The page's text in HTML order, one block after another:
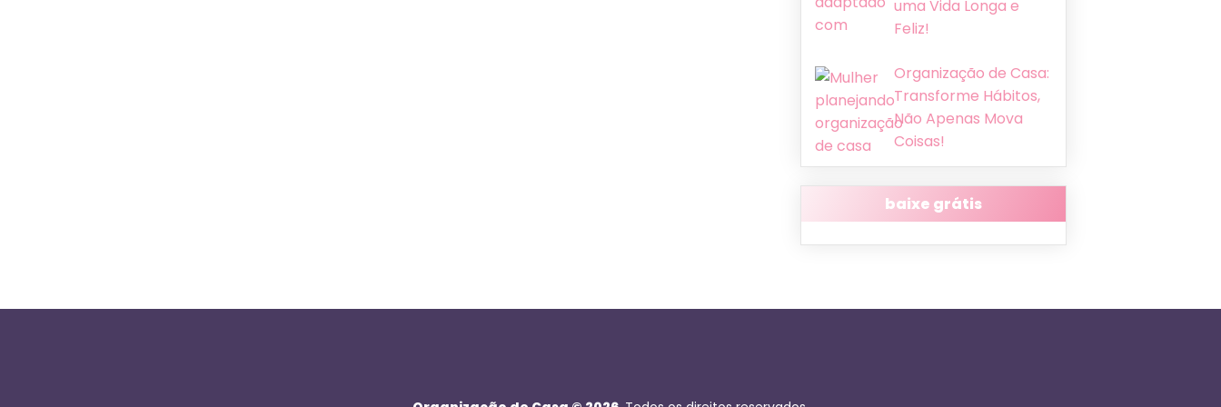
uma Vida Longa e
Feliz!
Organização de Casa:
Transforme Hábitos,
Não Apenas Mova
Coisas!
baixe grátis